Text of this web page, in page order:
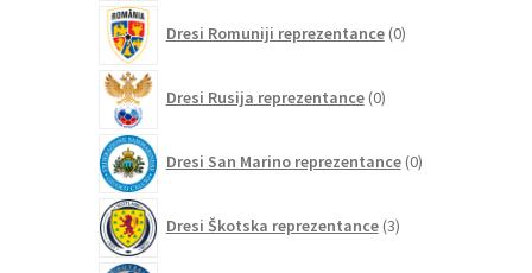
Dresi Romuniji reprezentance 0izdelkov
Dresi Rusija reprezentance 0izdelkov
Dresi San Marino reprezentance 0izdelkov
Dresi Škotska reprezentance 3izdelki